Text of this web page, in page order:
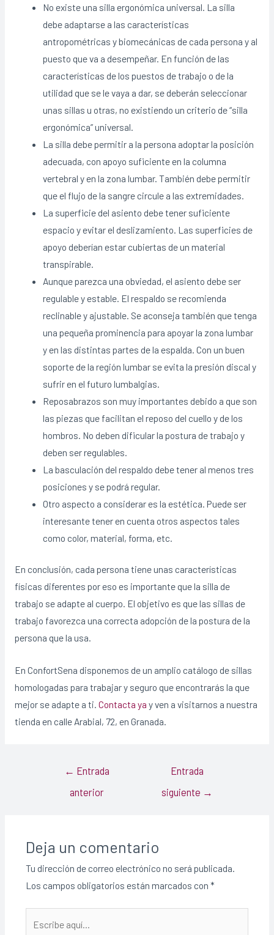
No existe una silla ergonómica universal. La silla
debe adaptarse a las características
antropométricas y biomecánicas de cada persona y al
puesto que va a desempeñar. En función de las
características de los puestos de trabajo o de la
utilidad que se le vaya a dar, se deberán seleccionar
unas sillas u otras, no existiendo un criterio de “silla
ergonómica” universal.
La silla debe permitir a la persona adoptar la posición
adecuada, con apoyo suficiente en la columna
vertebral y en la zona lumbar. También debe permitir
que el flujo de la sangre circule a las extremidades.
La superficie del asiento debe tener suficiente
espacio y evitar el deslizamiento. Las superficies de
apoyo deberían estar cubiertas de un material
transpirable.
Aunque parezca una obviedad, el asiento debe ser
regulable y estable. El respaldo se recomienda
reclinable y ajustable. Se aconseja también que tenga
una pequeña prominencia para apoyar la zona lumbar
y en las distintas partes de la espalda. Con un buen
soporte de la región lumbar se evita la presión discal y
sufrir en el futuro lumbalgias.
Reposabrazos son muy importantes debido a que son
las piezas que facilitan el reposo del cuello y de los
hombros. No deben dificular la postura de trabajo y
deben ser regulables.
La basculación del respaldo debe tener al menos tres
posiciones y se podrá regular.
Otro aspecto a considerar es la estética. Puede ser
interesante tener en cuenta otros aspectos tales
como color, material, forma, etc.
En conclusión, cada persona tiene unas características
físicas diferentes por eso es importante que la silla de
trabajo se adapte al cuerpo. El objetivo es que las sillas de
trabajo favorezca una correcta adopción de la postura de la
persona que la usa.
En ConfortSena disponemos de un amplio catálogo de sillas
homologadas para trabajar y seguro que encontrarás la que
mejor se adapte a ti. Contacta ya y ven a visitarnos a nuestra
tienda en calle Arabial, 72, en Granada.
← Entrada
anterior
Entrada
siguiente →
Deja un comentario
Tu dirección de correo electrónico no será publicada.
Los campos obligatorios están marcados con *